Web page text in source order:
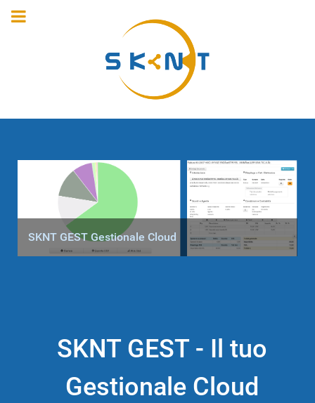
SKNT GEST Gestionale Cloud
SKNT GEST - Il tuo
Gestionale Cloud